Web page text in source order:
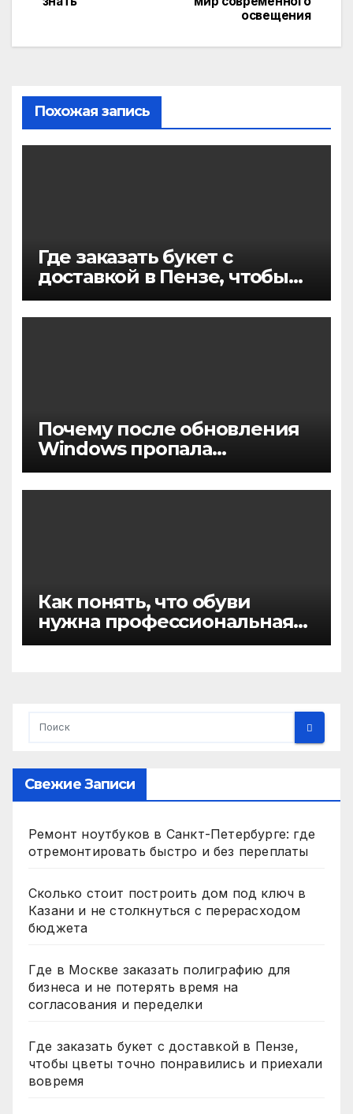
освещения
Похожая запись
Где заказать букет с
доставкой в Пензе, чтобы
цветы точно понравились и
приехали вовремя
Почему после обновления
Windows пропала
активация
Как понять, что обуви
нужна профессиональная
химчистка, а не домашняя
Свежие Записи
Ремонт ноутбуков в Санкт-Петербурге: где
отремонтировать быстро и без переплаты
Сколько стоит построить дом под ключ в
Казани и не столкнуться с перерасходом
бюджета
Где в Москве заказать полиграфию для
бизнеса и не потерять время на
согласования и переделки
Где заказать букет с доставкой в Пензе,
чтобы цветы точно понравились и приехали
вовремя